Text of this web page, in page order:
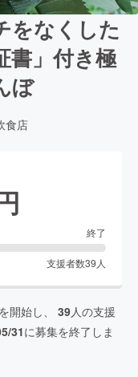
をなくした
書」付き極
ぼ
食店
終了
支援者数39 人
開始し、 39人の支援
31に募集を終了しま